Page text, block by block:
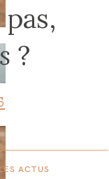
ACTUS
?